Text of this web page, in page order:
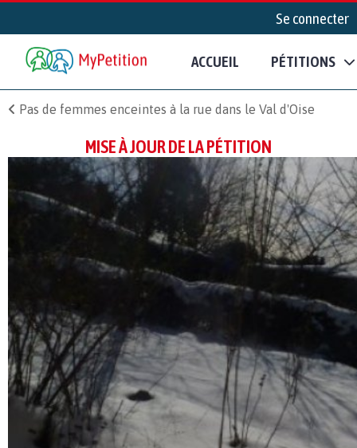
Se connecter
ACCUEIL PÉTITIONS
Pas de femmes enceintes à la rue dans le Val d'Oise
MISE À JOUR DE LA PÉTITION